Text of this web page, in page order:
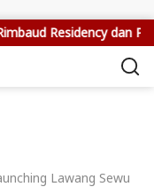
dan Pameran
Lawang Sewu